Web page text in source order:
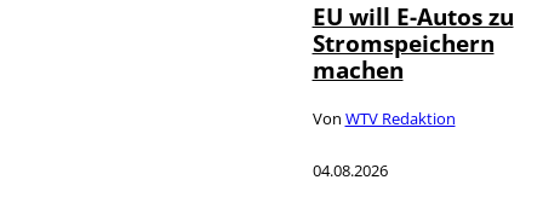
EU will E-Autos zu
Stromspeichern
machen
Von WTV Redaktion
04.08.2026